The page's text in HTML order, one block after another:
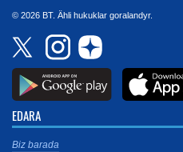
© 2026 BT. Ähli hukuklar goralandyr.
EDARA
Biz barada